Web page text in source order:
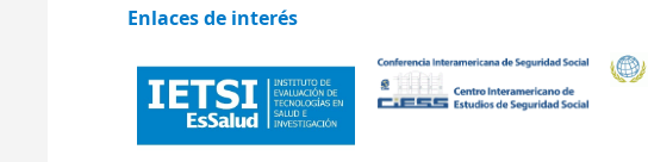
Enlaces de interés